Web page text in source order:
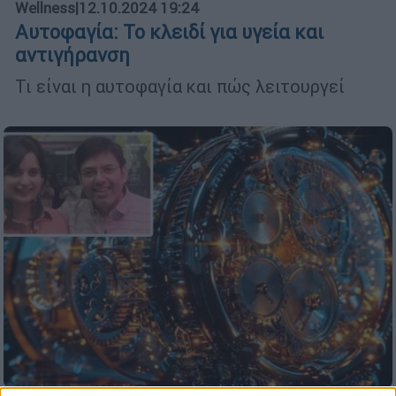
Wellness|12.10.2024 19:24
Αυτοφαγία: Το κλειδί για υγεία και
αντιγήρανση
Τι είναι η αυτοφαγία και πώς λειτουργεί